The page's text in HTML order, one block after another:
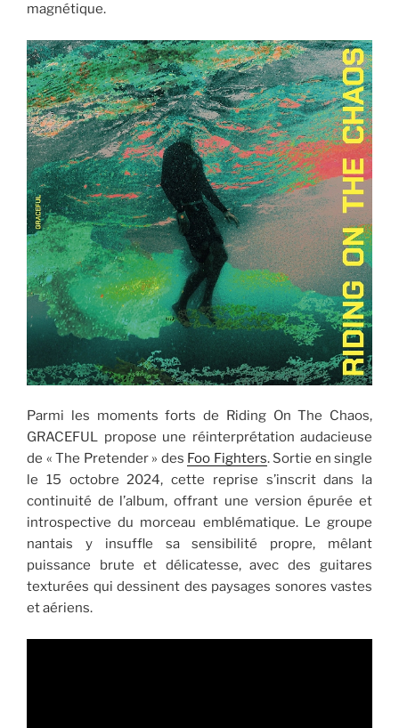
magnétique.
Parmi les moments forts de Riding On The Chaos,
GRACEFUL propose une réinterprétation audacieuse
de « The Pretender » des Foo Fighters. Sortie en single
le 15 octobre 2024, cette reprise s’inscrit dans la
continuité de l’album, offrant une version épurée et
introspective du morceau emblématique. Le groupe
nantais y insuffle sa sensibilité propre, mêlant
puissance brute et délicatesse, avec des guitares
texturées qui dessinent des paysages sonores vastes
et aériens.